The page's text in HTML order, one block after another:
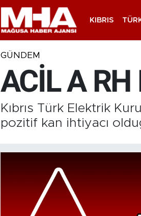
KIBRIS
GÜNDEM
ACİL A RH
Kıbrıs Türk Elektrik
pozitif kan ihtiyacı